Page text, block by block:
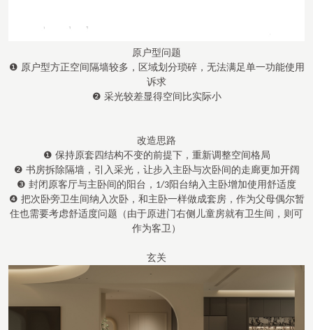
原户型问题
❶ 原户型方正空间隔墙较多，区域划分琐碎，无法满足单一功能使用
诉求
❷ 采光较差显得空间比实际小
改造思路
❶ 保持原套四结构不变的前提下，重新调整空间格局
❷ 书房拆除隔墙，引入采光，让步入主卧与次卧间的走廊更加开阔
❸ 封闭原客厅与主卧间的阳台， 1/3阳台纳入主卧增加使用舒适度
❹ 把次卧旁卫生间纳入次卧，和主卧一样做成套房，作为父母偶尔暂
住也需要考虑舒适度问题（由于原进门右侧儿童房就有卫生间，则可
作为客卫）
玄关